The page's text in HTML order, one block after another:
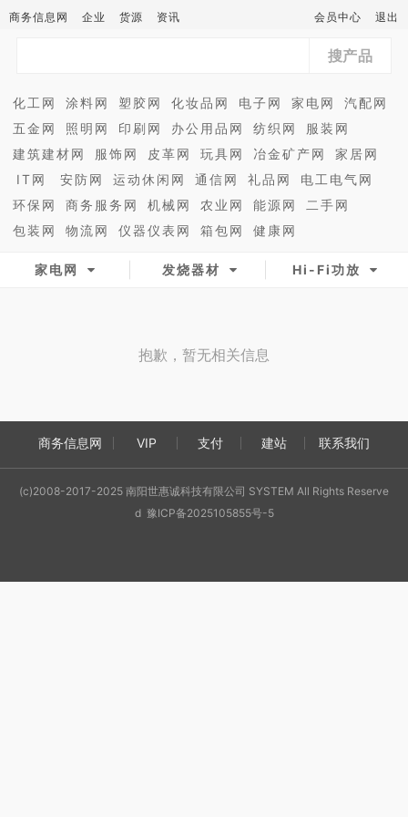
商务信息网 企业 货源 资讯 会员中心 退出
搜产品
化工网 涂料网 塑胶网 化妆品网 电子网 家电网
汽配网
五金网
照明网 印刷网 办公用品网 纺织网
服装网
建筑建材网
服饰网 皮革网 玩具网 冶金矿产网
家居网
IT网
安防网 运动休闲网 通信网 礼品网
电工电气网
环保网
商务服务网 机械网 农业网 能源网
二手网
包装网
物流网 仪器仪表网 箱包网 健康网
家电网 发烧器材 Hi-Fi功放
抱歉，暂无相关信息
商务信息网 VIP 支付 建站 联系我们
(c)2008-2017-2025 南阳世惠诚科技有限公司 SYSTEM All Rights Reserve
d 豫ICP备2025105855号-5